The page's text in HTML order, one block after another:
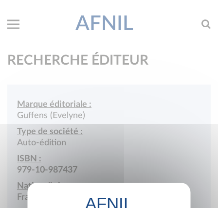
AFNIL
RECHERCHE ÉDITEUR
Marque éditoriale :
Guffens (Evelyne)
Type de société :
Auto-édition
ISBN :
979-10-987437
Nationalité :
France